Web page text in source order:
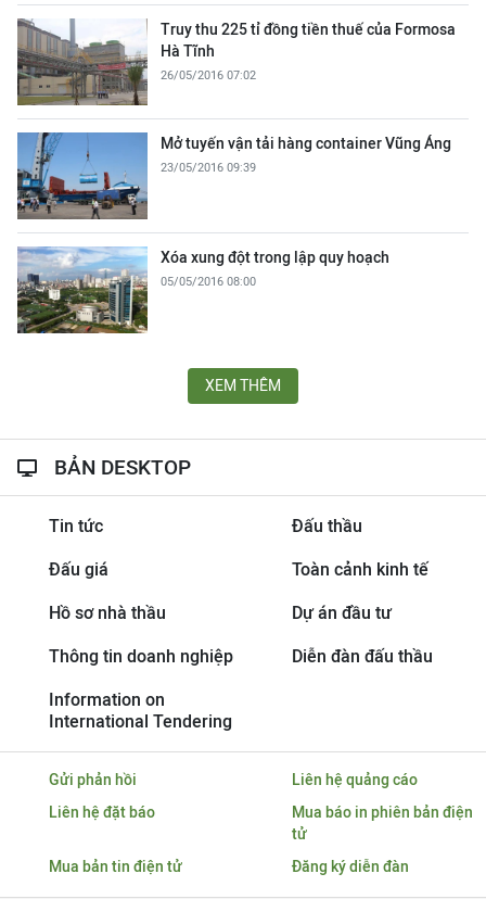
Truy thu 225 tỉ đồng tiền thuế của Formosa
Hà Tĩnh
26/05/2016 07:02
Mở tuyến vận tải hàng container Vũng Áng
23/05/2016 09:39
Xóa xung đột trong lập quy hoạch
05/05/2016 08:00
XEM THÊM
BẢN DESKTOP
Tin tức Đấu thầu
Đấu giá Toàn cảnh kinh tế
Hồ sơ nhà thầu Dự án đầu tư
Thông tin doanh nghiệp Diễn đàn đấu thầu
Information on
International Tendering
Gửi phản hồi
Liên hệ quảng cáo
Liên hệ đặt báo
Mua báo in phiên bản điện
tử
Mua bản tin điện tử
Đăng ký diễn đàn